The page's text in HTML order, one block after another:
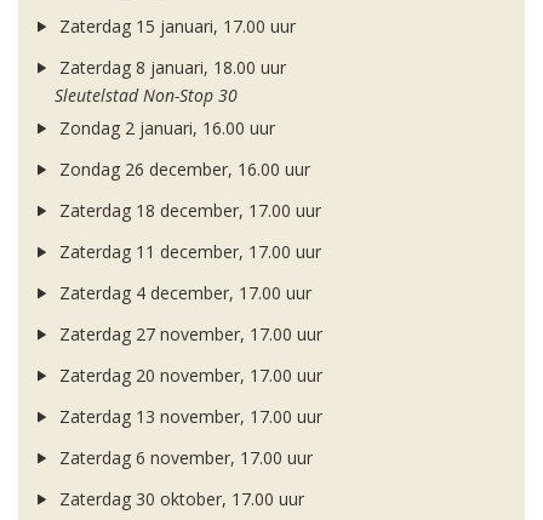
Zaterdag 15 januari, 17.00 uur
Zaterdag 8 januari, 18.00 uur
Sleutelstad Non-Stop 30
Zondag 2 januari, 16.00 uur
Zondag 26 december, 16.00 uur
Zaterdag 18 december, 17.00 uur
Zaterdag 11 december, 17.00 uur
Zaterdag 4 december, 17.00 uur
Zaterdag 27 november, 17.00 uur
Zaterdag 20 november, 17.00 uur
Zaterdag 13 november, 17.00 uur
Zaterdag 6 november, 17.00 uur
Zaterdag 30 oktober, 17.00 uur